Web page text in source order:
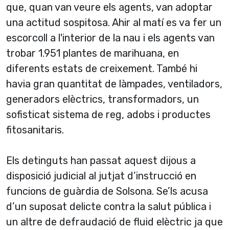
que, quan van veure els agents, van adoptar
una actitud sospitosa. Ahir al matí es va fer un
escorcoll a l'interior de la nau i els agents van
trobar 1.951 plantes de marihuana, en
diferents estats de creixement. També hi
havia gran quantitat de làmpades, ventiladors,
generadors elèctrics, transformadors, un
sofisticat sistema de reg, adobs i productes
fitosanitaris.
Els detinguts han passat aquest dijous a
disposició judicial al jutjat d’instrucció en
funcions de guàrdia de Solsona. Se’ls acusa
d’un suposat delicte contra la salut pública i
un altre de defraudació de fluid elèctric ja que